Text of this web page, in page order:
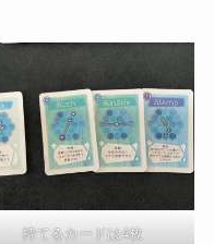
持てるカードは4枚